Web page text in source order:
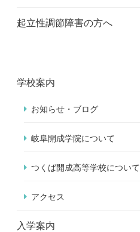
起立性調節障害の方へ
学校案内
お知らせ・ブログ
岐阜開成学院について
つくば開成高等学校について
アクセス
入学案内